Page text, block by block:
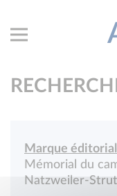
Marque
Mémorial du
Natzweiler-